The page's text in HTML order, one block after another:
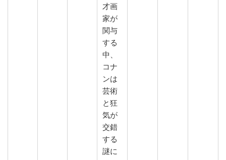
才画
家が
関与
する
中、
コナ
ンは
芸術
と狂
気が
交錯
する
謎に